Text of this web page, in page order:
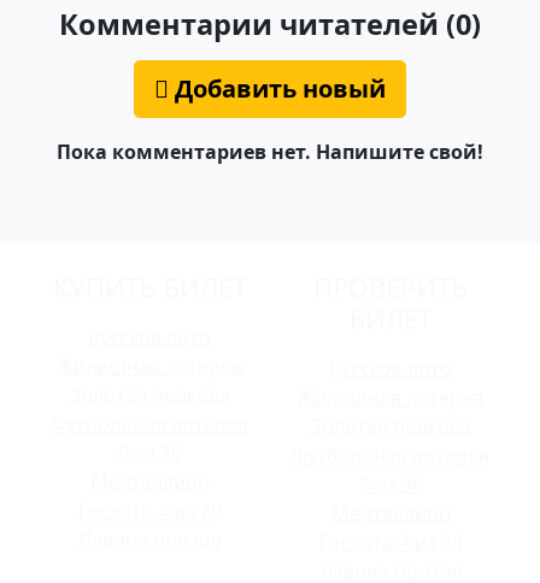
Комментарии читателей (0)
Добавить новый
Пока комментариев нет. Напишите свой!